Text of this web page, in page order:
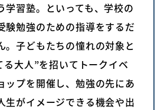
学習塾。といっても、学校の
験勉強のための指導をするだ
。子どもたちの憧れの対象と
る大人”を招いてトークイベ
ップを開催し、勉強の先にあ
生がイメージできる機会や出